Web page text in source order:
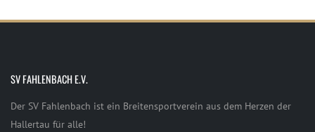
SV FAHLENBACH E.V.
Der SV Fahlenbach ist ein Breitensportverein aus dem Herzen der
Hallertau für alle!